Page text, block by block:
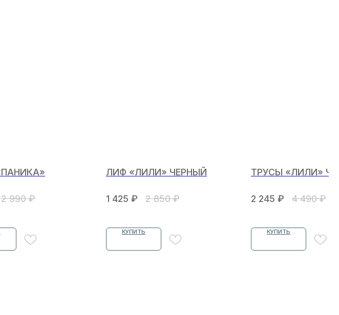
2 990 ₽
ЛИФ «ЛИЛИ» ЧЕРНЫЙ
1 425 ₽ 2 850 ₽
КУПИТЬ
ТРУСЫ «ЛИЛИ»
2 245 ₽ 4 490 ₽
КУПИТЬ